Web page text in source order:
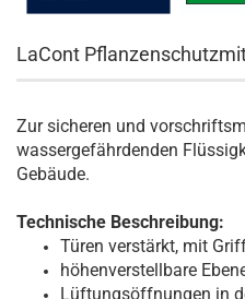
LaCont
Zur sicheren und
wassergefährdenden
Gebäude.
Technische Beschreibung:
Türen verstärkt, mit
höhenverstellbare
Lüftungsöffnungen in